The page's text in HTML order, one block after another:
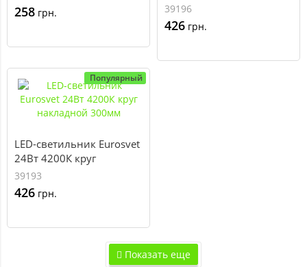
258 грн.
накладной 300*300
39196
426 грн.
Популярный
LED-светильник Eurosvet
24Вт 4200К круг
накладной 300мм
39193
426 грн.
Показать еще